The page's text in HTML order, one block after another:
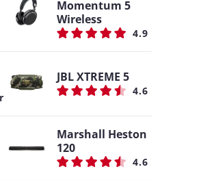
Momentum 5
Wireless
4.9
JBL XTREME 5
4.6
Marshall Heston
120
4.6